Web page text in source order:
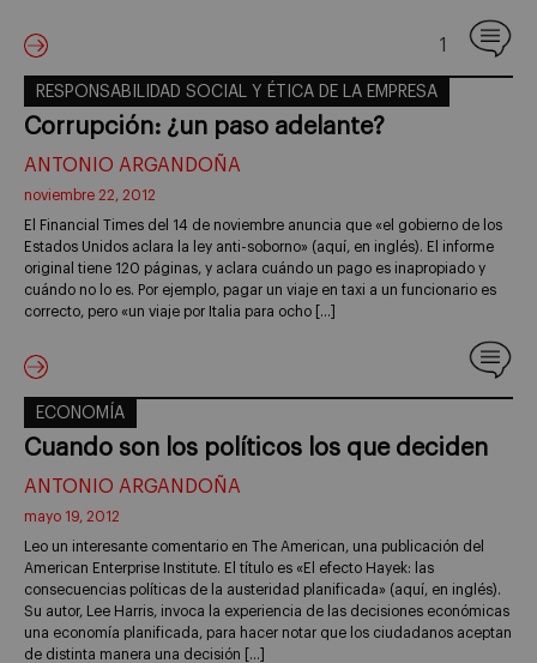
1
RESPONSABILIDAD SOCIAL Y ÉTICA DE LA EMPRESA
Corrupción: ¿un paso adelante?
ANTONIO ARGANDOÑA
noviembre 22, 2012
El Financial Times del 14 de noviembre anuncia que «el gobierno de los
Estados Unidos aclara la ley anti-soborno» (aquí, en inglés). El informe
original tiene 120 páginas, y aclara cuándo un pago es inapropiado y
cuándo no lo es. Por ejemplo, pagar un viaje en taxi a un funcionario es
correcto, pero «un viaje por Italia para ocho […]
ECONOMÍA
Cuando son los políticos los que deciden
ANTONIO ARGANDOÑA
mayo 19, 2012
Leo un interesante comentario en The American, una publicación del
American Enterprise Institute. El título es «El efecto Hayek: las
consecuencias políticas de la austeridad planificada» (aquí, en inglés).
Su autor, Lee Harris, invoca la experiencia de las decisiones económicas
una economía planificada, para hacer notar que los ciudadanos aceptan
de distinta manera una decisión […]